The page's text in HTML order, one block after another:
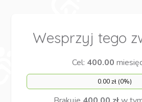
Wesprzyj tego
Cel: 400.00
0.00 zł (0%)